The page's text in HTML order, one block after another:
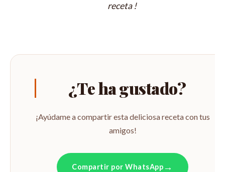
receta !
¿Te ha gustado?
¡Ayúdame a compartir esta deliciosa receta con tus
amigos!
Compartir por WhatsApp